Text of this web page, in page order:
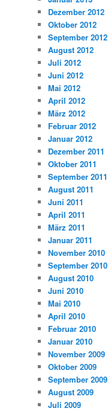
Dezember 2012
Oktober 2012
September 2012
August 2012
Juli 2012
Juni 2012
Mai 2012
April 2012
März 2012
Februar 2012
Januar 2012
Dezember 2011
Oktober 2011
September 2011
August 2011
Juni 2011
April 2011
März 2011
Januar 2011
November 2010
September 2010
August 2010
Juni 2010
Mai 2010
April 2010
Februar 2010
Januar 2010
November 2009
Oktober 2009
September 2009
August 2009
Juli 2009